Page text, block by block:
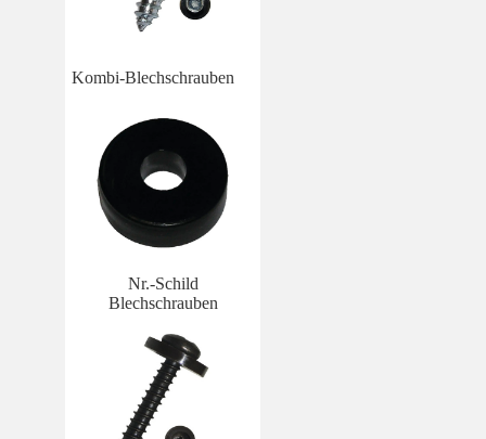
Kombi-Blechschrauben
Nr.-Schild
Blechschrauben